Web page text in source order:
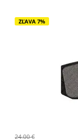
ZĽAVA 7%
24,00 €